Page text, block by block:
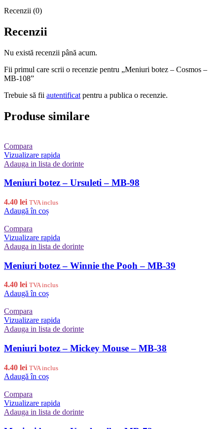
Recenzii (0)
Recenzii
Nu există recenzii până acum.
Fii primul care scrii o recenzie pentru „Meniuri botez – Cosmos –
MB-108”
Trebuie să fii autentificat pentru a publica o recenzie.
Produse similare
Compara
Vizualizare rapida
Adauga in lista de dorinte
Meniuri botez – Ursuleti – MB-98
4.40 lei TVA inclus
Adaugă în coș
Compara
Vizualizare rapida
Adauga in lista de dorinte
Meniuri botez – Winnie the Pooh – MB-39
4.40 lei TVA inclus
Adaugă în coș
Compara
Vizualizare rapida
Adauga in lista de dorinte
Meniuri botez – Mickey Mouse – MB-38
4.40 lei TVA inclus
Adaugă în coș
Compara
Vizualizare rapida
Adauga in lista de dorinte